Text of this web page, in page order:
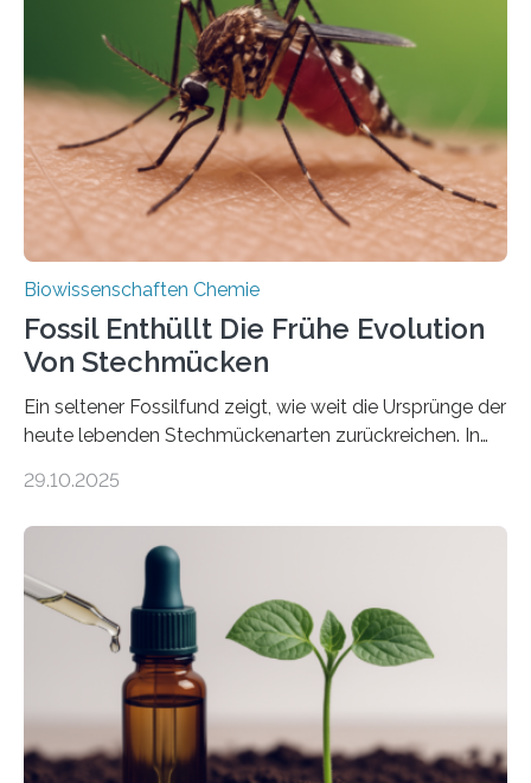
lebten. Unter den Vorfahren sticht eine Gruppe heraus,
die noch heute in der Natur vorkommt: die
Süßwasseralge Coleochaetophyceae. Einige Arten
dieser Gruppe bilden aus Zellfäden dichte Geflechte
mit scheibenförmiger Gestalt. Was auffällig ist: Die
nächsten…
Biowissenschaften Chemie
Fossil Enthüllt Die Frühe Evolution
Von Stechmücken
Ein seltener Fossilfund zeigt, wie weit die Ursprünge der
heute lebenden Stechmückenarten zurückreichen. In
Forschende die bisher älteste bekannte Stechmücken-
Region Kachin in Myanmar und hat sich in
ausgezeichnetem Zustand erhalten. Es konnte als neue
Art einer neuen Gattung beschrieben werden und trägt
nun den Namen Cretosabethes primaevus. Dieser erste
fossile Nachweis einer Stechmückenlarve in Bernstein
stellt gleichzeitig den ersten Fossilfund einer
Mückenlarve aus dem Mesozoikum dar, denn…
29.10.2025